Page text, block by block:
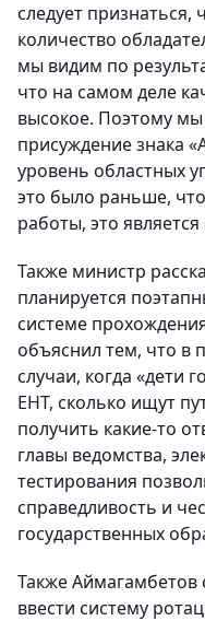
следует
количество
мы видим по
что на самом деле
высокое. Поэтому
присуждение знака
уровень областных
это было раньше,
работы, это
Также министр
планируется
системе
объяснил тем, что в
случаи, когда «дети
ЕНТ, сколько ищут
получить какие-то
главы ведомства,
тестирования
справедливость и
государственных
Также Аймагамбетов
ввести систему